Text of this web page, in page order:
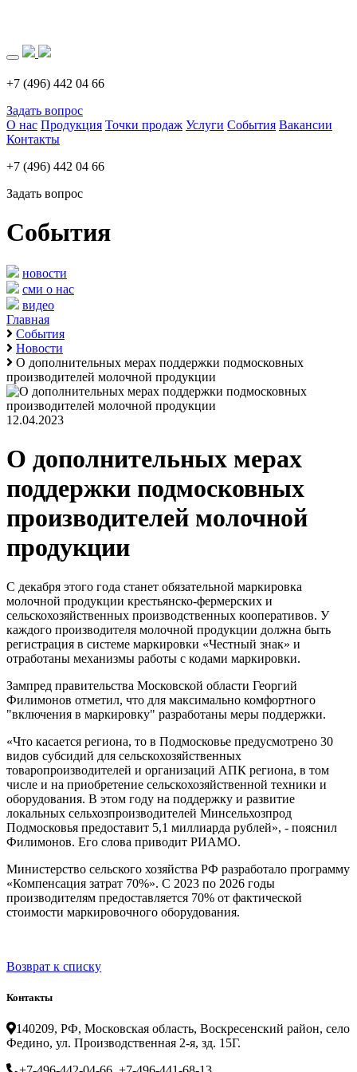
+7 (496) 442 04 66
Задать вопрос
О нас Продукция Точки продаж Услуги События Вакансии
Контакты
+7 (496) 442 04 66
Задать вопрос
События
новости
сми о нас
видео
Главная
События
Новости
О дополнительных мерах поддержки подмосковных
производителей молочной продукции
12.04.2023
О дополнительных мерах
поддержки подмосковных
производителей молочной
продукции
С декабря этого года станет обязательной маркировка
молочной продукции крестьянско-фермерских и
сельскохозяйственных производственных кооперативов. У
каждого производителя молочной продукции должна быть
регистрация в системе маркировки «Честный знак» и
отработаны механизмы работы с кодами маркировки.
Зампред правительства Московской области Георгий
Филимонов отметил, что для максимально комфортного
"включения в маркировку" разработаны меры поддержки.
«Что касается региона, то в Подмосковье предусмотрено 30
видов субсидий для сельскохозяйственных
товаропроизводителей и организаций АПК региона, в том
числе и на приобретение сельскохозяйственной техники и
оборудования. В этом году на поддержку и развитие
локальных сельхозпроизводителей Минсельхозпрод
Подмосковья предоставит 5,1 миллиарда рублей», - пояснил
Филимонов. Его слова приводит РИАМО.
Министерство сельского хозяйства РФ разработало программу
«Компенсация затрат 70%». С 2023 по 2026 годы
производителям предоставляется 70% от фактической
стоимости маркировочного оборудования.
Возврат к списку
Контакты
140209, РФ, Московская область, Воскресенский район, село
Федино, ул. Производственная 2-я, зд. 15Г.